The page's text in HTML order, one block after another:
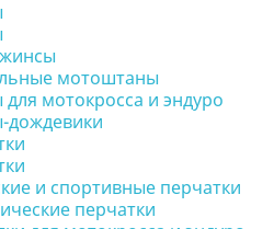
мотоштаны
мотокросса и эндуро
и спортивные перчатки
перчатки